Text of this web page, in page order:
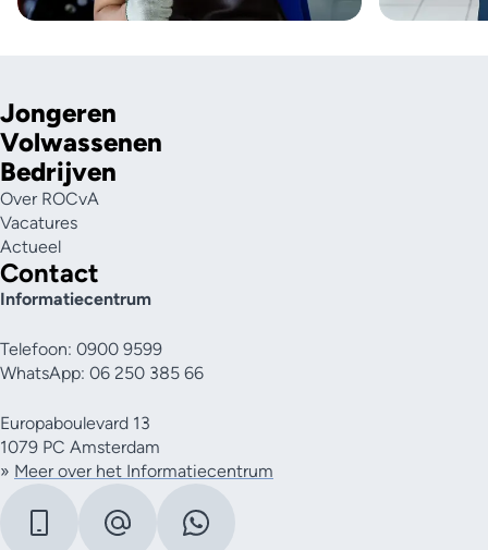
Jongeren
Volwassenen
Bedrijven
Over ROCvA
Vacatures
Actueel
Contact
Informatiecentrum
Telefoon: 0900 9599
WhatsApp: 06 250 385 66
Europaboulevard 13
1079 PC Amsterdam
» Meer over het Informatiecentrum